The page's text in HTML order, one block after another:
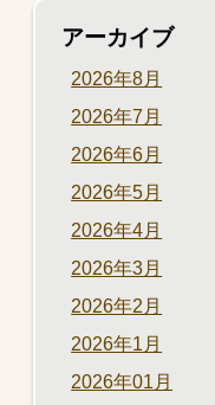
アーカイブ
2026年8月
2026年7月
2026年6月
2026年5月
2026年4月
2026年3月
2026年2月
2026年1月
2026年01月